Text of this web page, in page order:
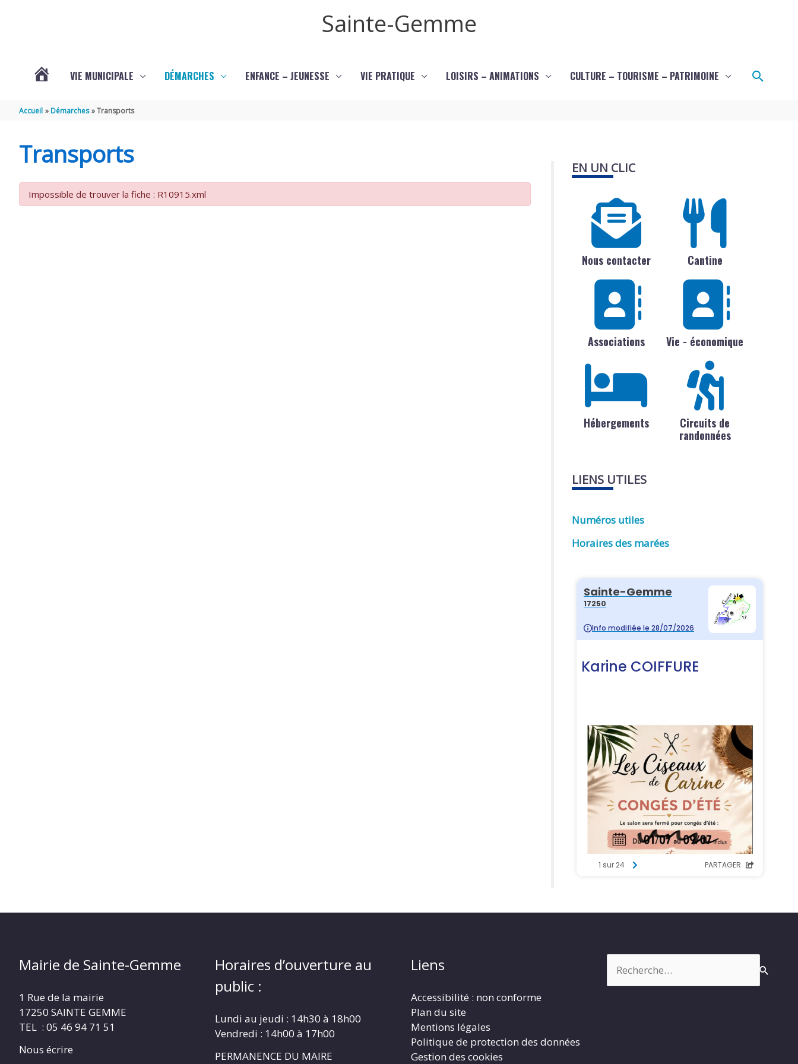
Sainte-Gemme
GEMME
VIE MUNICIPALE DÉMARCHES ENFANCE – JEUNESSE VIE PRATIQUE LOISIRS – ANIMATIONS CULTURE – TOURISME – PATRIMOINE
Accueil Démarches Transports
Transports
Impossible de trouver la fiche : R10915.xml
EN UN CLIC
Nous contacter Cantine
Associations Vie - économique
Hébergements
Circuits de
randonnées
LIENS UTILES
Numéros utiles
Horaires des marées
Mairie de Sainte-Gemme
1 Rue de la mairie
17250 SAINTE GEMME
TEL : 05 46 94 71 51
Nous écrire
Horaires d’ouverture au
public :
Lundi au jeudi : 14h30 à 18h00
Vendredi : 14h00 à 17h00
PERMANENCE DU MAIRE
Liens
Accessibilité : non conforme
Plan du site
Mentions légales
Politique de protection des données
Gestion des cookies